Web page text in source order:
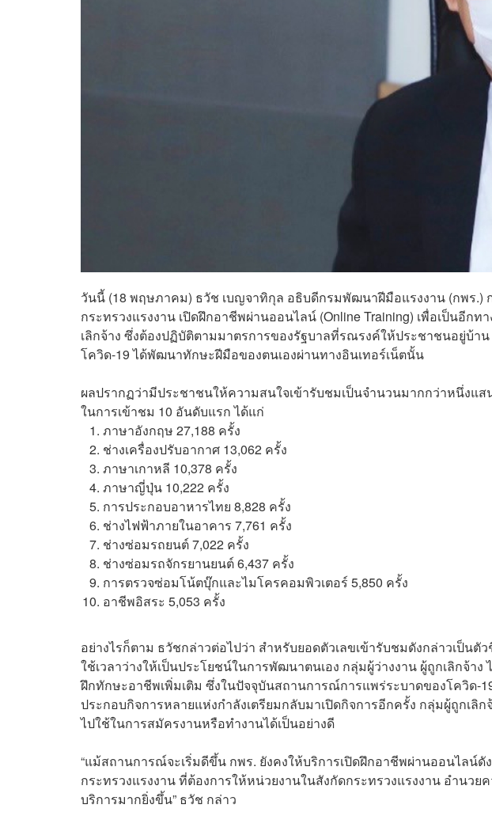
วันนี้ (18 พฤษภาคม) ธวัช เบญจาทิกุล อธิบดีกรมพัฒนาฝีมือแรงงาน (กพร.) ก
กระทรวงแรงงาน เปิดฝึกอาชีพผ่านออนไลน์ (Online Training) เพื่อเป็นอีก
เลิกจ้าง ซึ่งต้องปฏิบัติตามมาตรการของรัฐบาลที่รณรงค์ให้ประชาชนอยู่บ้า
โควิด-19 ได้พัฒนาทักษะฝีมือของตนเองผ่านทางอินเทอร์เน็ตนั้น
ผลปรากฏว่ามีประชาชนให้ความสนใจเข้ารับชมเป็นจำนวนมากกว่าหนึ่งแ
ในการเข้าชม 10 อันดับแรก ได้แก่
ภาษาอังกฤษ 27,188 ครั้ง
ช่างเครื่องปรับอากาศ 13,062 ครั้ง
ภาษาเกาหลี 10,378 ครั้ง
ภาษาญี่ปุ่น 10,222 ครั้ง
การประกอบอาหารไทย 8,828 ครั้ง
ช่างไฟฟ้าภายในอาคาร 7,761 ครั้ง
ช่างซ่อมรถยนต์ 7,022 ครั้ง
ช่างซ่อมรถจักรยานยนต์ 6,437 ครั้ง
การตรวจซ่อมโน้ตบุ๊กและไมโครคอมพิวเตอร์ 5,850 ครั้ง
อาชีพอิสระ 5,053 ครั้ง
อย่างไรก็ตาม ธวัชกล่าวต่อไปว่า สำหรับยอดตัวเลขเข้ารับชมดังกล่าวเป็น
ใช้เวลาว่างให้เป็นประโยชน์ในการพัฒนาตนเอง กลุ่มผู้ว่างงาน ผู้ถูกเลิกจ้าง
ฝึกทักษะอาชีพเพิ่มเติม ซึ่งในปัจจุบันสถานการณ์การแพร่ระบาดของโควิด-
ประกอบกิจการหลายแห่งกำลังเตรียมกลับมาเปิดกิจการอีกครั้ง กลุ่มผู้ถูกเลิ
ไปใช้ในการสมัครงานหรือทำงานได้เป็นอย่างดี
“แม้สถานการณ์จะเริ่มดีขึ้น กพร. ยังคงให้บริการเปิดฝึกอาชีพผ่านออนไลน์
กระทรวงแรงงาน ที่ต้องการให้หน่วยงานในสังกัดกระทรวงแรงงาน อำนว
บริการมากยิ่งขึ้น” ธวัช กล่าว